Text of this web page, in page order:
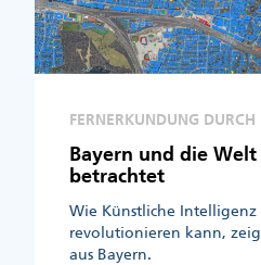
FERNERKUNDUNG DURCH
Bayern und die
betrachtet
Wie Künstliche
revolutionieren kann,
aus Bayern.